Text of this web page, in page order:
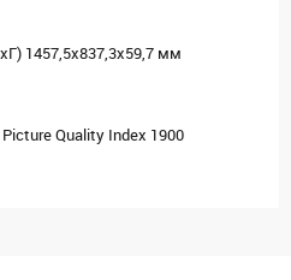
1457,5х837,3х59,7 мм
Quality Index 1900